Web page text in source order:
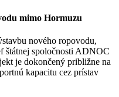
mimo Hormuzu
nového ropovodu,
štátnej spoločnosti ADNOC
je dokončený približne na
kapacitu cez prístav